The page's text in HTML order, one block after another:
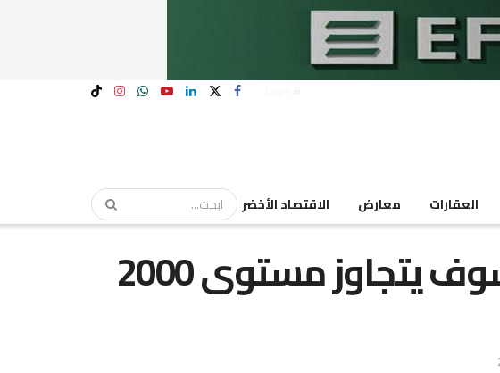
العقارات معارض الاقتصاد الأخضر
ميرلنش: الذهب سوف يتجاوز مستوى 2000